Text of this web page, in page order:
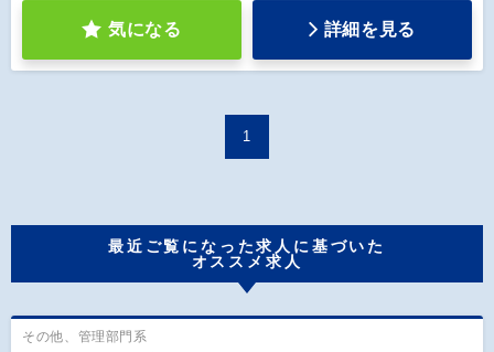
気になる 詳細を見る
1
最近ご覧になった求人に基づいた
オススメ求人
その他、管理部門系